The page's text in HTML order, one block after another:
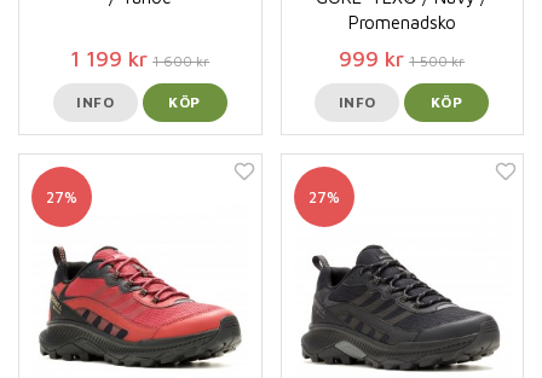
1 199 kr 1 600 kr
INFO KÖP
Promenadsko
999 kr 1 500 kr
INFO KÖP
27% 27%